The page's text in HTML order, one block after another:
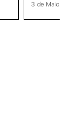
3 de Maio,